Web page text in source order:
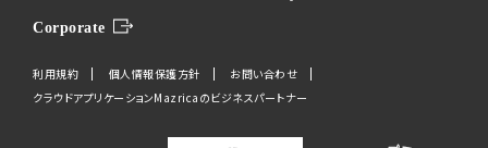
Corporate
利用規約 個人情報保護方針
お問い合わせ
クラウドアプリケーションMazricaのビジネスパートナー